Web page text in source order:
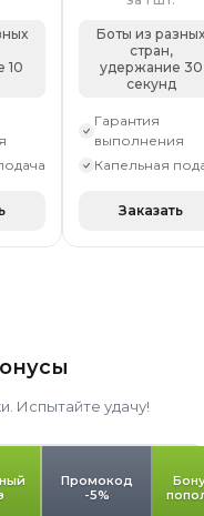
10
Боты из разных
стран,
удержание 30
секунд
Гарантия
выполнения
Капельная
Заказать
Испытайте удачу!
Промокод
-5%